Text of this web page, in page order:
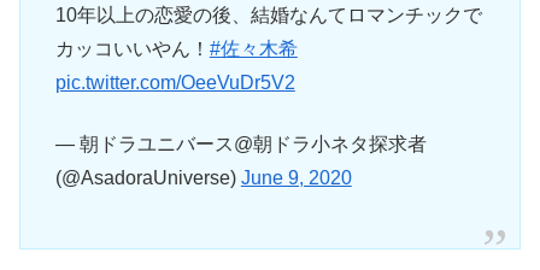
10年以上の恋愛の後、結婚なんてロマンチックで
カッコいいやん！ #佐々木希
pic.twitter.com/OeeVuDr5V2
— 朝ドラユニバース@朝ドラ小ネタ探求者
(@AsadoraUniverse) June 9, 2020